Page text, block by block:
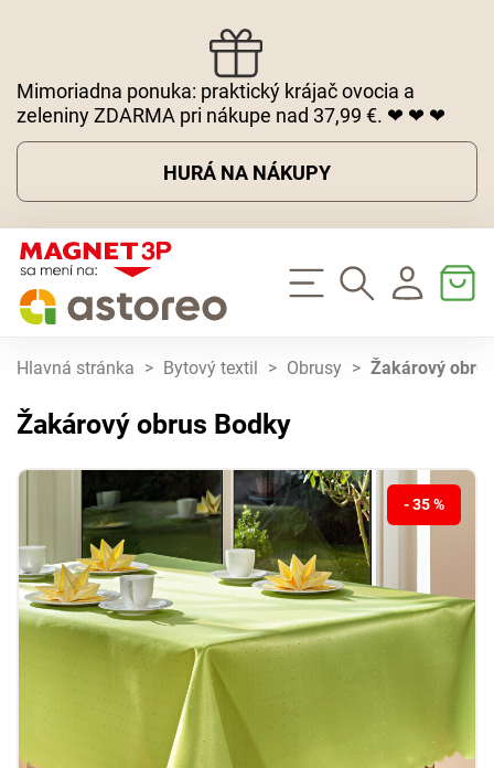
Mimoriadna ponuka: praktický krájač ovocia a
zeleniny ZDARMA pri nákupe nad 37,99 €. ❤ ❤ ❤
HURÁ NA NÁKUPY
Hlavná stránka > Bytový textil > Obrusy > Žakárový
Žakárový obrus Bodky
- 35 %